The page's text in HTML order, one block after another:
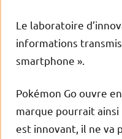
Le laboratoire
informations
smartphone ».
Pokémon Go ouvre
marque pourrait
est innovant, il ne va